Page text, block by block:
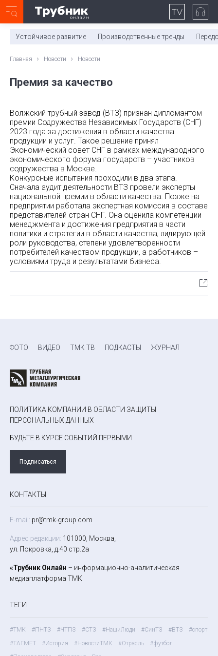
0:00/ 11:03
Устойчивое развитие Производственные тренды
Главная Новости Новости
Премия за качество
Волжский трубный завод (ВТЗ) признан дипломантом
премии Содружества Независимых Государств (СНГ)
2023 года за достижения в области качества
продукции и услуг. Такое решение принял
Экономический совет СНГ в рамках международного
экономического форума государств – участников
содружества в Москве.
Конкурсные испытания проходили в два этапа.
Сначала аудит деятельности ВТЗ провели эксперты
национальной премии в области качества. Позже на
предприятии работала экспертная комиссия в составе
представителей стран СНГ. Она оценила компетенции
менеджмента и достижения предприятия в части
политики и стратегии в области качества, лидирующей
роли руководства, степени удовлетворенности
потребителей качеством продукции, а работников –
условиями труда и результатами бизнеса.
ФОТО ВИДЕО ТМК ТВ ПОДКАСТЫ ЖУРНАЛ
ПОЛИТИКА КОМПАНИИ В ОБЛАСТИ ЗАЩИТЫ
ПЕРСОНАЛЬНЫХ ДАННЫХ
БУДЬТЕ В КУРСЕ СОБЫТИЙ ПЕРВЫМИ
Подписаться
КОНТАКТЫ
E-mail: pr@tmk-group.com
Адрес редакции: 101000, Москва,
ул. Покровка, д.40 стр.2а
«Трубник Онлайн – информационно-аналитическая
медиаплатформа ТМК
ТЕГИ
#ТМК #ПНТЗ #ЧТПЗ #СТЗ #НашиЛюди #СинТЗ #ВТЗ
#спорт
#ТАГМЕТ
#История #НовостиТМК #Отрасль
#футбол